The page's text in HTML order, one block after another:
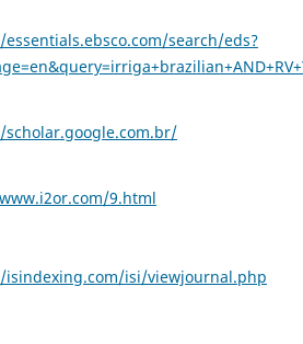
search/eds?
9.html
isi/viewjournal.php